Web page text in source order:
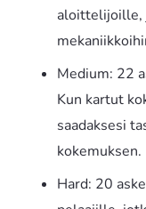
aloittelijoille,
Medium: 22
Kun kartut
saadaksesi
kokemuksen.
Hard: 20